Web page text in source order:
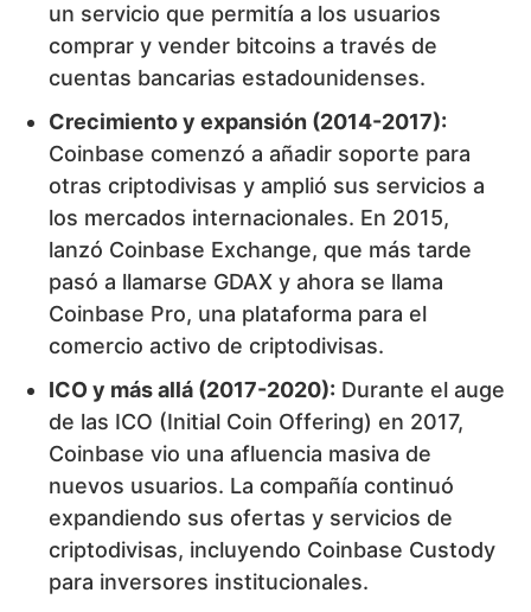
un servicio que permitía a los usuarios
comprar y vender bitcoins a través de
cuentas bancarias estadounidenses.
Crecimiento y expansión (2014-2017):
Coinbase comenzó a añadir soporte para
otras criptodivisas y amplió sus servicios a
los mercados internacionales. En 2015,
lanzó Coinbase Exchange, que más tarde
pasó a llamarse GDAX y ahora se llama
Coinbase Pro, una plataforma para el
comercio activo de criptodivisas.
ICO y más allá (2017-2020): Durante el auge
de las ICO (Initial Coin Offering) en 2017,
Coinbase vio una afluencia masiva de
nuevos usuarios. La compañía continuó
expandiendo sus ofertas y servicios de
criptodivisas, incluyendo Coinbase Custody
para inversores institucionales.